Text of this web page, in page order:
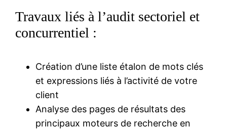
Travaux liés à l’audit sectoriel et
concurrentiel :
Création d’une liste étalon de mots clés
et expressions liés à l’activité de votre
client
Analyse des pages de résultats des
principaux moteurs de recherche en